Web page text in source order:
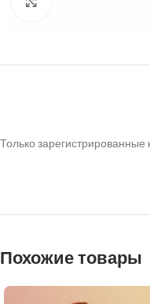
Только зарегистрированные
Похожие товары